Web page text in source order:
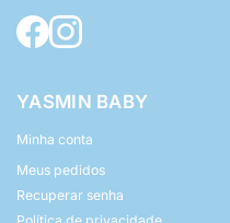
YASMIN BABY
Minha conta
Meus pedidos
Recuperar senha